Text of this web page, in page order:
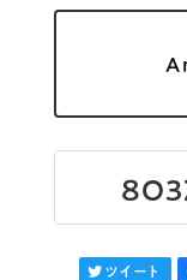
ツイート